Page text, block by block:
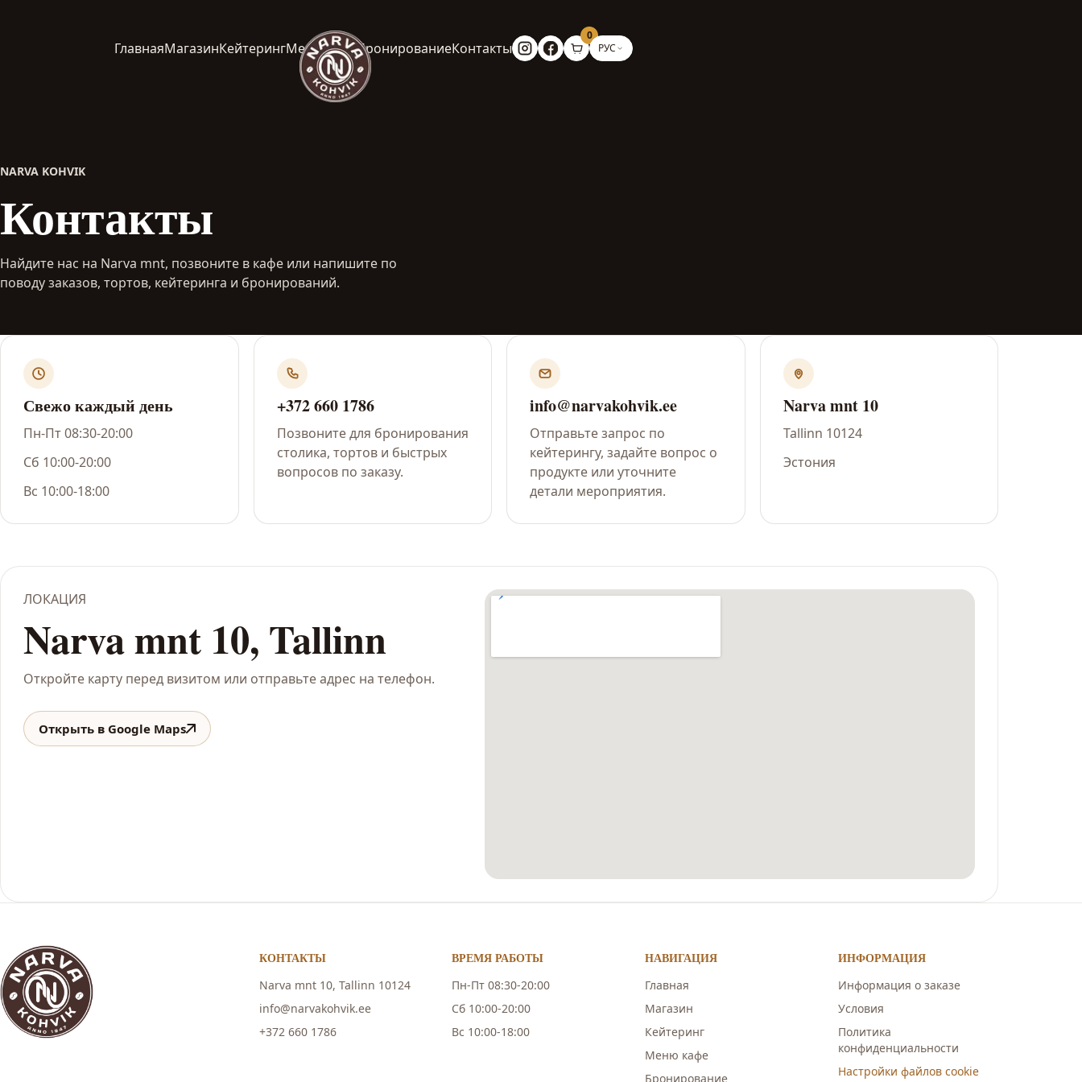
ГлавнаяМагазинКейтерингМеню кафеБронированиеКонтакты
0
РУС
NARVA KOHVIK
Контакты
Найдите нас на Narva mnt, позвоните в кафе или напишите по
поводу заказов, тортов, кейтеринга и бронирований.
Свежо каждый день
Пн-Пт 08:30-20:00
Сб 10:00-20:00
Вс 10:00-18:00
+372 660 1786
Позвоните для бронирования
столика, тортов и быстрых
вопросов по заказу.
info@narvakohvik.ee
Отправьте запрос по
кейтерингу, задайте вопрос о
продукте или уточните
детали мероприятия.
Narva mnt 10
Tallinn 10124
Эстония
ЛОКАЦИЯ
Narva mnt 10, Tallinn
Откройте карту перед визитом или отправьте адрес на телефон.
Открыть в Google Maps
КОНТАКТЫ
Narva mnt 10, Tallinn 10124
info@narvakohvik.ee
+372 660 1786
ВРЕМЯ РАБОТЫ
Пн-Пт 08:30-20:00
Сб 10:00-20:00
Вс 10:00-18:00
НАВИГАЦИЯ
Главная
Магазин
Кейтеринг
Меню кафе
Бронирование
ИНФОРМАЦИЯ
Информация о заказе
Условия
Политика
конфиденциальности
Настройки файлов cookie